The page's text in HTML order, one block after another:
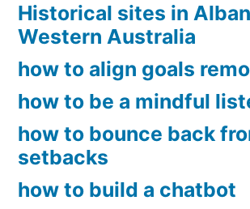
Historical sites in
Western Australia
how to align goals
how to be a mindful
how to bounce back
setbacks
how to build a chatbot